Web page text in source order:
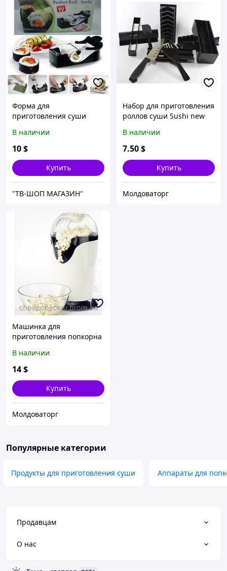
Форма для
приготовления суши
В наличии
10$
Купить
"ТВ-ШОП МАГАЗИН"
Набор для приготовления
роллов суши Sushi new
В наличии
7.50$
Купить
Молдоваторг
Машинка для
приготовления попкорна
В наличии
14$
Купить
Молдоваторг
Популярные категории
Продукты для приготовления суши Аппараты для
Продавцам
О нас